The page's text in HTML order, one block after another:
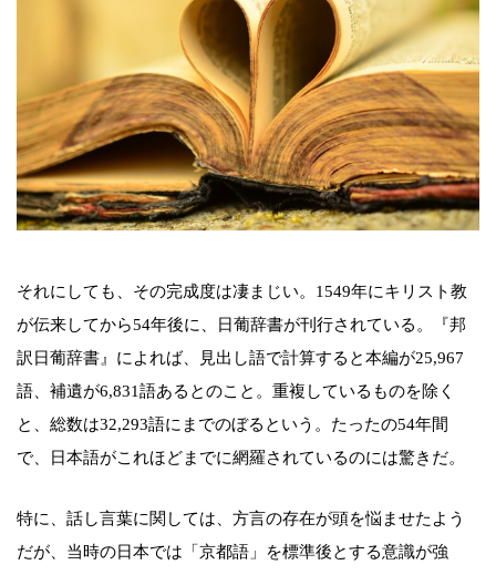
それにしても、その完成度は凄まじい。1549年にキリスト教
が伝来してから54年後に、日葡辞書が刊行されている。『邦
訳日葡辞書』によれば、見出し語で計算すると本編が25,967
語、補遺が6,831語あるとのこと。重複しているものを除く
と、総数は32,293語にまでのぼるという。たったの54年間
で、日本語がこれほどまでに網羅されているのには驚きだ。
特に、話し言葉に関しては、方言の存在が頭を悩ませたよう
だが、当時の日本では「京都語」を標準後とする意識が強